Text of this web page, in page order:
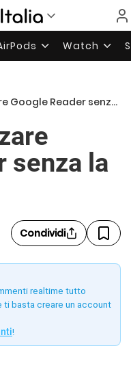
Watch
Reader senza la barra indirizzi
senza la
Condividi
realtime tutto
ti basta creare un account
!